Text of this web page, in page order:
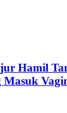
Hamil
Masuk